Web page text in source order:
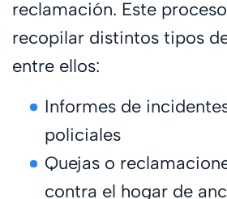
reclamación. Este
recopilar distintos tipos
entre ellos:
Informes de
policiales
Quejas o
contra el hogar de